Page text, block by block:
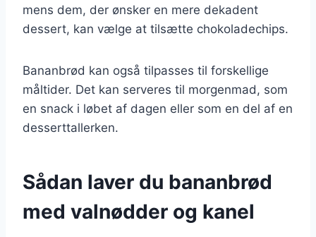
mens dem, der ønsker en mere dekadent
dessert, kan vælge at tilsætte chokoladechips.
Bananbrød kan også tilpasses til forskellige
måltider. Det kan serveres til morgenmad, som
en snack i løbet af dagen eller som en del af en
desserttallerken.
Sådan laver du bananbrød
med valnødder og kanel